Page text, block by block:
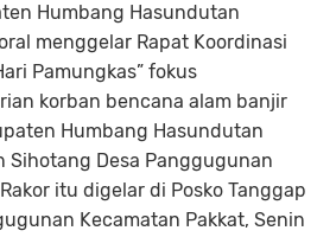
Humbang Hasundutan
menggelar Rapat Koordinasi
Pamungkas” fokus
korban bencana alam banjir
Humbang Hasundutan
Sihotang Desa Panggugunan
itu digelar di Posko Tanggap
Kecamatan Pakkat, Senin